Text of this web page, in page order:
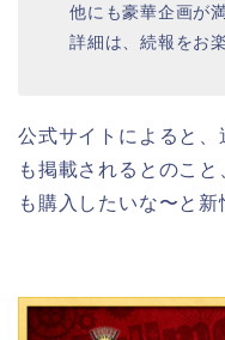
他にも豪華企画が満
詳細は、続報をお
公式サイトによると
も掲載されるとのこ
も購入したいな〜と新